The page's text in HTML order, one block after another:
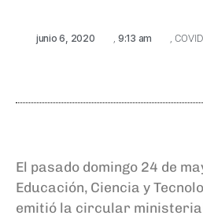
junio 6, 2020 , 9:13 am ,
El pasado domingo 24 de
Educación, Ciencia y
emitió la circular